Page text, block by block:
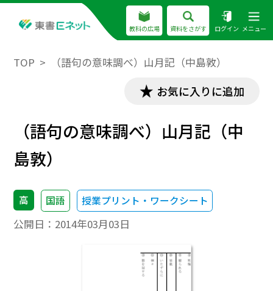
教科の広場 資料をさがす ログイン メニュー
TOP （語句の意味調べ）山月記（中島敦）
お気に入りに追加
（語句の意味調べ）山月記（中
島敦）
高 国語 授業プリント・ワークシート
公開日： 2014年03月03日